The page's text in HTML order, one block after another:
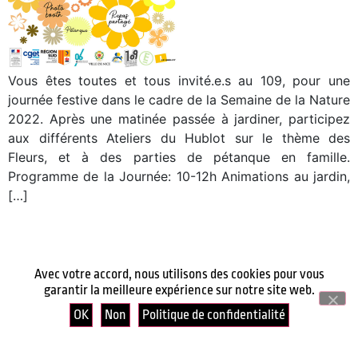
Vous êtes toutes et tous invité.e.s au 109, pour une
journée festive dans le cadre de la Semaine de la Nature
2022. Après une matinée passée à jardiner, participez
aux différents Ateliers du Hublot sur le thème des
Fleurs, et à des parties de pétanque en famille.
Programme de la Journée: 10-12h Animations au jardin,
[…]
Avec votre accord, nous utilisons des cookies pour vous
garantir la meilleure expérience sur notre site web.
OK
Non Politique de confidentialité